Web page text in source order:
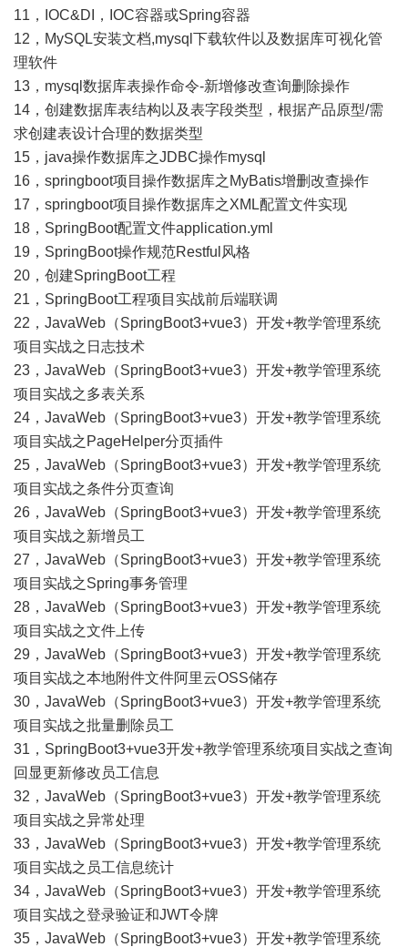
11，
IOC&DI，IOC容器或Spring容器
12， MySQL安装文档,mysql下载软件以及数据库可视化管
理软件
13， mysql数据库表操作命令-新增修改查询删除操作
14， 创建数据库表结构以及表字段类型，根据产品原型/需
求创建表设计合理的数据类型
15， java操作数据库之JDBC操作mysql
16， springboot项目操作数据库之MyBatis增删改查操作
17， springboot项目操作数据库之XML配置文件实现
18， SpringBoot配置文件application.yml
19， SpringBoot操作规范Restful风格
20， 创建SpringBoot工程
21， SpringBoot工程项目实战前后端联调
22， JavaWeb（SpringBoot3+vue3）开发+教学管理系统
项目实战之日志技术
23， JavaWeb（SpringBoot3+vue3）开发+教学管理系统
项目实战之多表关系
24， JavaWeb（SpringBoot3+vue3）开发+教学管理系统
项目实战之PageHelper分页插件
25， JavaWeb（SpringBoot3+vue3）开发+教学管理系统
项目实战之条件分页查询
26， JavaWeb（SpringBoot3+vue3）开发+教学管理系统
项目实战之新增员工
27， JavaWeb（SpringBoot3+vue3）开发+教学管理系统
项目实战之Spring事务管理
28， JavaWeb（SpringBoot3+vue3）开发+教学管理系统
项目实战之文件上传
29， JavaWeb（SpringBoot3+vue3）开发+教学管理系统
项目实战之本地附件文件阿里云OSS储存
30， JavaWeb（SpringBoot3+vue3）开发+教学管理系统
项目实战之批量删除员工
31， SpringBoot3+vue3开发+教学管理系统项目实战之查询
回显更新修改员工信息
32， JavaWeb（SpringBoot3+vue3）开发+教学管理系统
项目实战之异常处理
33， JavaWeb（SpringBoot3+vue3）开发+教学管理系统
项目实战之员工信息统计
34， JavaWeb（SpringBoot3+vue3）开发+教学管理系统
项目实战之登录验证和JWT令牌
35， JavaWeb（SpringBoot3+vue3）开发+教学管理系统